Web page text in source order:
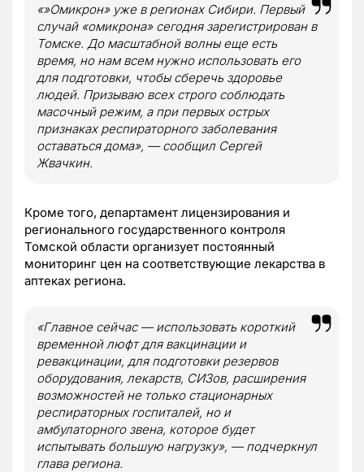
«»Омикрон» уже в регионах Сибири. Первый
случай «омикрона» сегодня зарегистрирован в
Томске. До масштабной волны еще есть
время, но нам всем нужно использовать его
для подготовки, чтобы сберечь здоровье
людей. Призываю всех строго соблюдать
масочный режим, а при первых острых
признаках респираторного заболевания
оставаться дома», — сообщил Сергей
Жвачкин.
Кроме того, департамент лицензирования и
регионального государственного контроля
Томской области организует постоянный
мониторинг цен на соответствующие лекарства в
аптеках региона.
«Главное сейчас — использовать короткий
временной люфт для вакцинации и
ревакцинации, для подготовки резервов
оборудования, лекарств, СИЗов, расширения
возможностей не только стационарных
респираторных госпиталей, но и
амбулаторного звена, которое будет
испытывать большую нагрузку», — подчеркнул
глава региона.